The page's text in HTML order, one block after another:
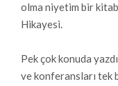
olma niyetim bir
Hikayesi.
Pek çok konuda
ve konferansları tek